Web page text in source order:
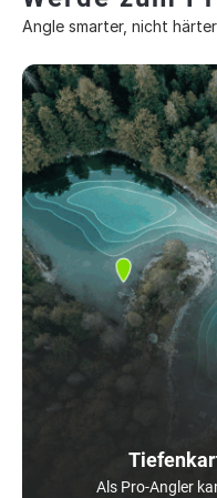
Angle smarter, nicht
Als Pro-Angler